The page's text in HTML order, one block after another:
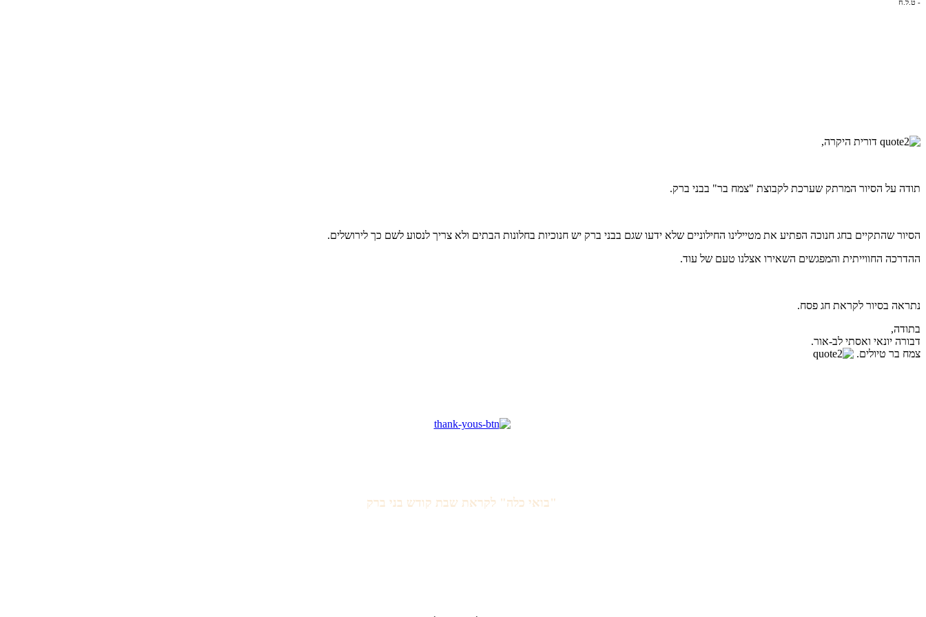
- ט.ל.ח
דורית היקרה,
תודה על הסיור המרתק שערכת לקבוצת "צמח בר" בבני ברק.
הסיור שהתקיים בחג חנוכה הפתיע את מטיילינו החילוניים שלא ידעו שגם בבני ברק יש חנוכיות בחלונות הבתים ולא צריך לנסוע לשם כך לירושלים.
ההדרכה החווייתית והמפגשים השאירו אצלנו טעם של עוד.
נתראה בסיור לקראת חג פסח.
בתודה,
דבורה יונאי ואסתי לב-אור.
צמח בר טיולים.
"בואי כלה" לקראת שבת קודש בני ברק